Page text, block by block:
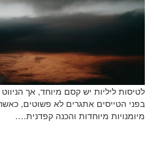
לטיסות ליליות יש קסם מיוחד, אך
בפני הטייסים אתגרים לא פשוטים,
מיומנויות מיוחדות והכנה קפדנית….